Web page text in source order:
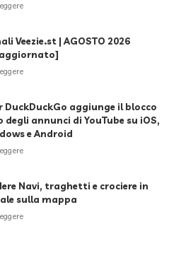
Veezie.st | AGOSTO 2026
DuckDuckGo aggiunge il blocco
annunci di YouTube su iOS,
e Android
Navi, traghetti e crociere in
sulla mappa